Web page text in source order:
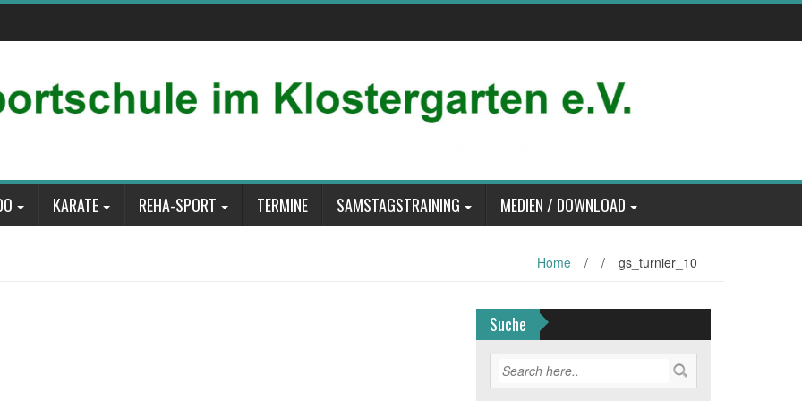
KARATE REHA-SPORT TERMINE SAMSTAGSTRAINING MEDIEN / DOWNLOAD
Home / / gs_turnier_10
Suche